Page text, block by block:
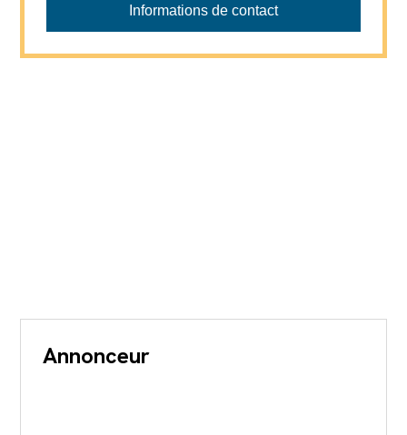
Informations de contact
Annonceur